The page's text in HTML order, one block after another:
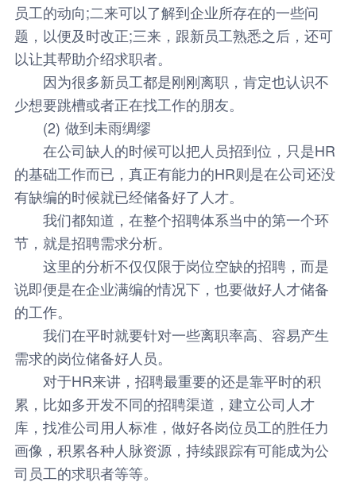
员工的动向;二来可以了解到企业所存在的一些问
题，以便及时改正;三来，跟新员工熟悉之后，还可
以让其帮助介绍求职者。
因为很多新员工都是刚刚离职，肯定也认识不
少想要跳槽或者正在找工作的朋友。
(2) 做到未雨绸缪
在公司缺人的时候可以把人员招到位，只是HR
的基础工作而已，真正有能力的HR则是在公司还没
有缺编的时候就已经储备好了人才。
我们都知道，在整个招聘体系当中的第一个环
节，就是招聘需求分析。
这里的分析不仅仅限于岗位空缺的招聘，而是
说即便是在企业满编的情况下，也要做好人才储备
的工作。
我们在平时就要针对一些离职率高、容易产生
需求的岗位储备好人员。
对于HR来讲，招聘最重要的还是靠平时的积
累，比如多开发不同的招聘渠道，建立公司人才
库，找准公司用人标准，做好各岗位员工的胜任力
画像，积累各种人脉资源，持续跟踪有可能成为公
司员工的求职者等等。